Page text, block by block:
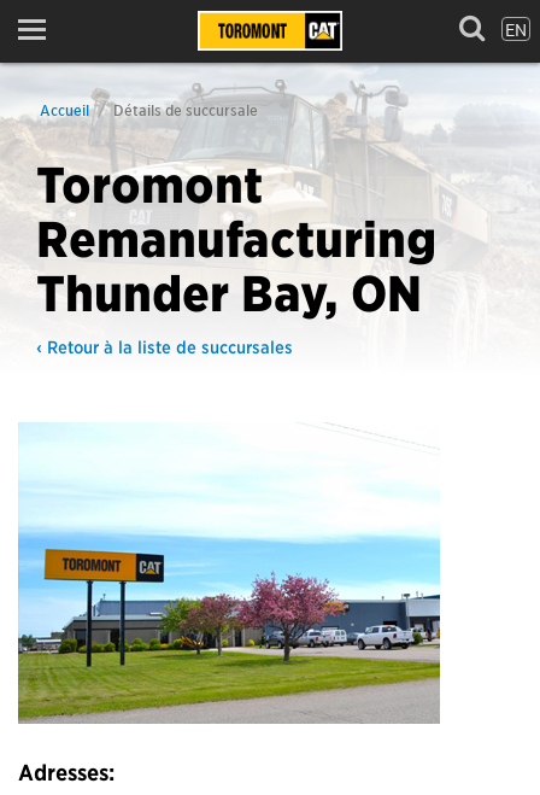
Menu EN
Accueil Détails de succursale
Toromont
Remanufacturing
Thunder Bay, ON
‹ Retour à la liste de succursales
Adresses: